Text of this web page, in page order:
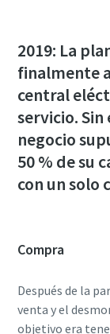
2019: La
finalmente
central
servicio.
negocio
50 % de su
con un solo
Compra
Después de la
venta y el
objetivo era